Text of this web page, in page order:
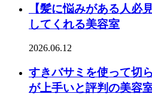
【髪に悩みがある人必
してくれる美容室
2026.06.12
すきバサミを使って切
が上手いと評判の美容